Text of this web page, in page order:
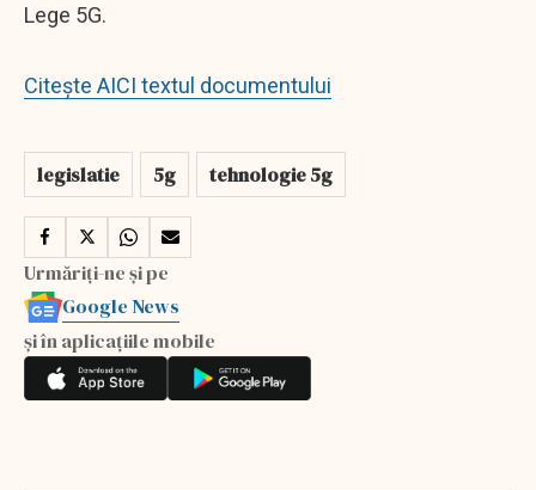
Lege 5G.
Citește AICI textul documentului
legislatie 5g tehnologie 5g
Urmăriți-ne și pe
Google News
și în aplicațiile mobile